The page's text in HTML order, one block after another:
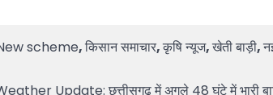
scheme,किसान समाचार,कृषि न्यूज,खेती बाड़ी,
Update: छत्तीसगढ़ में अगले 48 घंटे में भारी